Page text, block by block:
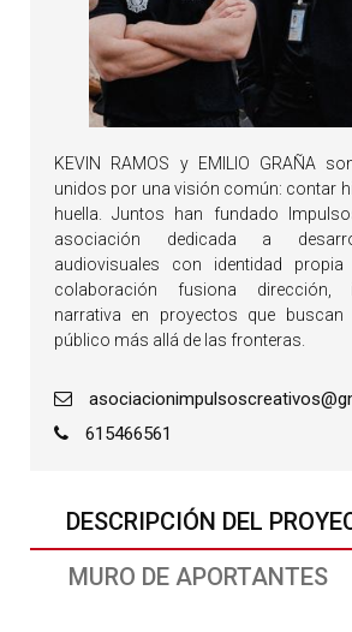
DESCRIPCIÓN DEL
MURO DE APORTANTES
KEVIN RAMOS y EMILIO GRAÑA
unidos por una visión común: contar
huella. Juntos han fundado
asociación dedicada a
audiovisuales con identidad
colaboración fusiona dirección,
narrativa en proyectos que
público más allá de las fronteras.
615466561